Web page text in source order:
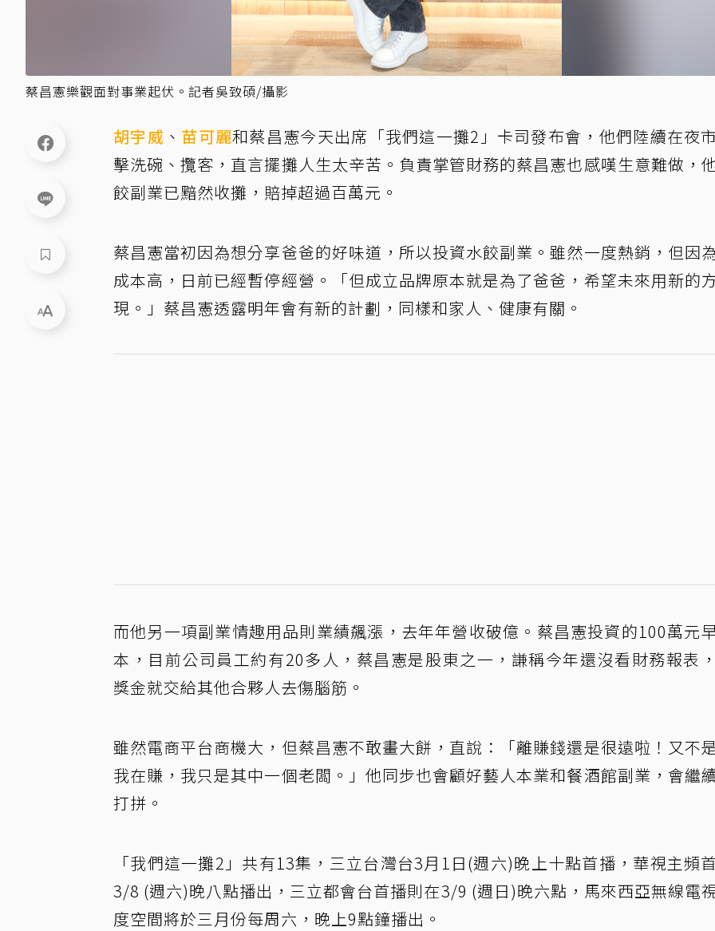
蔡昌憲樂觀面對事業起伏。記者吳致碩/攝影
胡宇威 、 苗可麗和蔡昌憲今天出席「我們這一攤2」卡司發布會，他們陸續在夜
擊洗碗、攬客，直言擺攤人生太辛苦。負責掌管財務的蔡昌憲也感嘆生意難做，
餃副業已黯然收攤，賠掉超過百萬元。
蔡昌憲當初因為想分享爸爸的好味道，所以投資水餃副業。雖然一度熱銷，但因
成本高，日前已經暫停經營。「但成立品牌原本就是為了爸爸，希望未來用新的
現。」蔡昌憲透露明年會有新的計劃，同樣和家人、健康有關。
而他另一項副業情趣用品則業績飆漲，去年年營收破億。蔡昌憲投資的100萬元
本，目前公司員工約有20多人，蔡昌憲是股東之一，謙稱今年還沒看財務報表
獎金就交給其他合夥人去傷腦筋。
雖然電商平台商機大，但蔡昌憲不敢畫大餅，直說：「離賺錢還是很遠啦！又不
我在賺，我只是其中一個老闆。」他同步也會顧好藝人本業和餐酒館副業，會繼
打拼。
「我們這一攤2」共有13集，三立台灣台3月1日(週六)晚上十點首播，華視主頻
3/8 (週六)晚八點播出，三立都會台首播則在3/9 (週日)晚六點，馬來西亞無線電
度空間將於三月份每周六，晚上9點鐘播出。